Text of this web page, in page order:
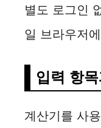
별도 로그인
일 브라우저
입력 항
계산기를 사